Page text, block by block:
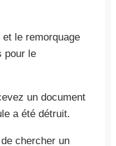
le remorquage
pour le
un document
a été détruit.
chercher un